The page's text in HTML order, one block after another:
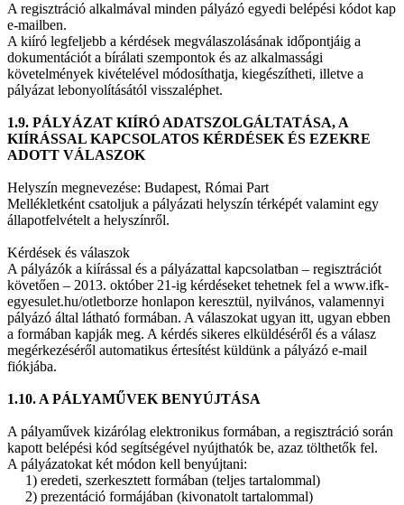
A regisztráció alkalmával minden pályázó egyedi belépési kódot kap
e-mailben.
A kiíró legfeljebb a kérdések megválaszolásának időpontjáig a
dokumentációt a bírálati szempontok és az alkalmassági
követelmények kivételével módosíthatja, kiegészítheti, illetve a
pályázat lebonyolításától visszaléphet.
1.9. PÁLYÁZAT KIÍRÓ ADATSZOLGÁLTATÁSA, A
KIÍRÁSSAL KAPCSOLATOS KÉRDÉSEK ÉS EZEKRE
ADOTT VÁLASZOK
Helyszín megnevezése: Budapest, Római Part
Mellékletként csatoljuk a pályázati helyszín térképét valamint egy
állapotfelvételt a helyszínről.
Kérdések és válaszok
A pályázók a kiírással és a pályázattal kapcsolatban – regisztrációt
követően – 2013. október 21-ig kérdéseket tehetnek fel a www.ifk-
egyesulet.hu/otletborze honlapon keresztül, nyilvános, valamennyi
pályázó által látható formában. A válaszokat ugyan itt, ugyan ebben
a formában kapják meg. A kérdés sikeres elküldéséről és a válasz
megérkezéséről automatikus értesítést küldünk a pályázó e-mail
fiókjába.
1.10. A PÁLYAMŰVEK BENYÚJTÁSA
A pályaművek kizárólag elektronikus formában, a regisztráció során
kapott belépési kód segítségével nyújthatók be, azaz tölthetők fel.
A pályázatokat két módon kell benyújtani:
1) eredeti, szerkesztett formában (teljes tartalommal)
2) prezentáció formájában (kivonatolt tartalommal)